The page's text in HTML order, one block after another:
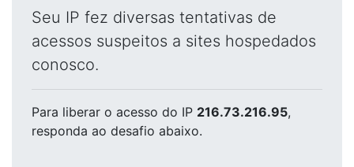
Seu IP fez diversas tentativas de
acessos suspeitos a sites hospedados
conosco.
Para liberar o acesso do IP 216.73.216.95,
responda ao desafio abaixo.